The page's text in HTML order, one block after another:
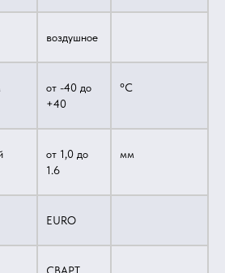
воздушное
от -40 до
+40
°C
от 1,0 до
1.6
мм
EURO